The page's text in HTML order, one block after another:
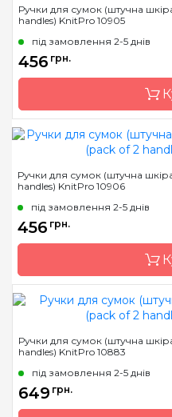
Країна виробник
Ручки для сумок (штучна
handles) KnitPro 10905
під замовлення 2-5 днів
456 грн.
Країна виробник
Ручки для сумок (штучна
handles) KnitPro 10906
під замовлення 2-5 днів
456 грн.
Країна виробник
Ручки для сумок (штучна
handles) KnitPro 10883
під замовлення 2-5 днів
649 грн.